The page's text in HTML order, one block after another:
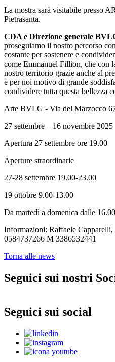
La mostra sarà visitabile presso
Pietrasanta.
CDA e Direzione generale
proseguiamo il nostro percorso
costante per sostenere e
come Emmanuel Fillion, che con
nostro territorio grazie anche al
è per noi motivo di grande
condividere tutta questa bellezza
Arte BVLG - Via del Marzocco
27 settembre – 16 novembre 2025
Apertura 27 settembre ore 19.00
Aperture straordinarie
27-28 settembre 19.00-23.00
19 ottobre 9.00-13.00
Da martedì a domenica dalle
Informazioni: Raffaele
0584737266 M 3386532441
Torna alle news
Seguici sui nostri
Seguici sui social